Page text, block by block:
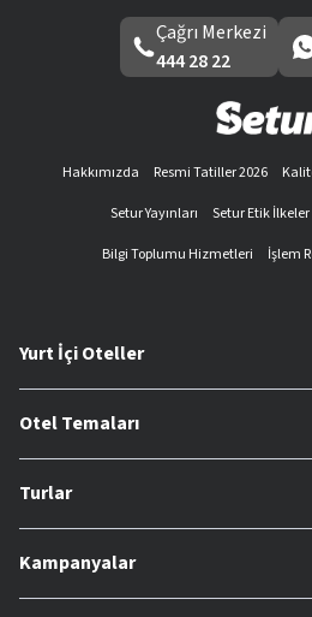
Çağrı Merkezi
444 28 22
Hakkımızda Resmi Tatiller 2026
Setur Yayınları
Setur Etik İlkeler
Bilgi Toplumu Hizmetleri
İşlem
Yurt İçi Oteller
Otel Temaları
Turlar
Kampanyalar